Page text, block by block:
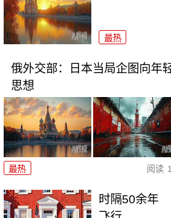
最热
俄外交部：日本当局企图向年
思想
最热 阅读
时隔50余年